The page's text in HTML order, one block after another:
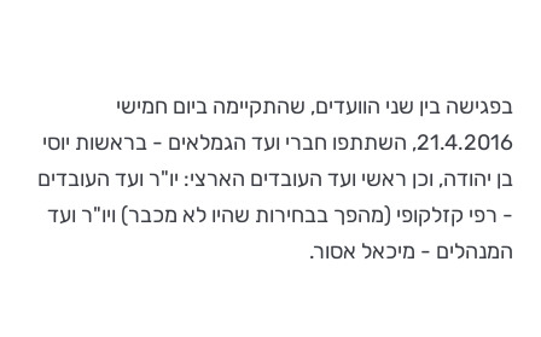
בפגישה בין שני הוועדים, שהתקיימה ביום חמישי
21.4.2016, השתתפו חברי ועד הגמלאים - בראשות יוסי
בן יהודה, וכן ראשי ועד העובדים הארצי: יו"ר ועד העובדים
- רפי קזלקופי (מהפך בבחירות שהיו לא מכבר) ויו"ר ועד
המנהלים - מיכאל אסור.